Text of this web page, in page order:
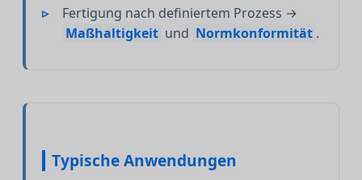
Fertigung nach definiertem Prozess →
Maßhaltigkeit und Normkonformität .
Typische Anwendungen